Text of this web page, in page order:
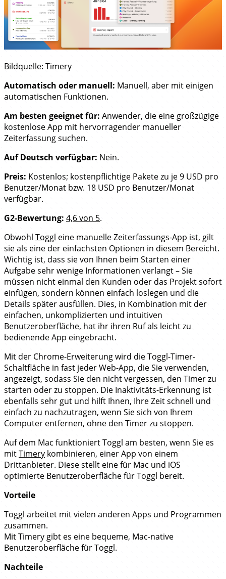
Bildquelle: Timery
Automatisch oder manuell: Manuell, aber mit einigen
automatischen Funktionen.
Am besten geeignet für: Anwender, die eine großzügige
kostenlose App mit hervorragender manueller
Zeiterfassung suchen.
Auf Deutsch verfügbar: Nein.
Preis: Kostenlos; kostenpflichtige Pakete zu je 9 USD pro
Benutzer/Monat bzw. 18 USD pro Benutzer/Monat
verfügbar.
G2-Bewertung: 4,6 von 5.
Obwohl Toggl eine manuelle Zeiterfassungs-App ist, gilt
sie als eine der einfachsten Optionen in diesem Bereicht.
Wichtig ist, dass sie von Ihnen beim Starten einer
Aufgabe sehr wenige Informationen verlangt – Sie
müssen nicht einmal den Kunden oder das Projekt sofort
einfügen, sondern können einfach loslegen und die
Details später ausfüllen. Dies, in Kombination mit der
einfachen, unkomplizierten und intuitiven
Benutzeroberfläche, hat ihr ihren Ruf als leicht zu
bedienende App eingebracht.
Mit der Chrome-Erweiterung wird die Toggl-Timer-
Schaltfläche in fast jeder Web-App, die Sie verwenden,
angezeigt, sodass Sie den nicht vergessen, den Timer zu
starten oder zu stoppen. Die Inaktivitäts-Erkennung ist
ebenfalls sehr gut und hilft Ihnen, Ihre Zeit schnell und
einfach zu nachzutragen, wenn Sie sich von Ihrem
Computer entfernen, ohne den Timer zu stoppen.
Auf dem Mac funktioniert Toggl am besten, wenn Sie es
mitTimery kombinieren, einer App von einem
Drittanbieter. Diese stellt eine für Mac und iOS
optimierte Benutzeroberfläche für Toggl bereit.
Vorteile
Toggl arbeitet mit vielen anderen Apps und Programmen
zusammen.
Mit Timery gibt es eine bequeme, Mac-native
Benutzeroberfläche für Toggl.
Nachteile